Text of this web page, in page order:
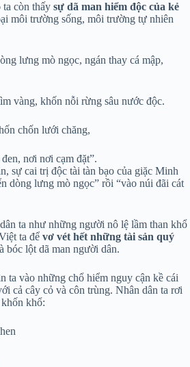
còn thấy sự dã man hiểm độc của kẻ
môi trường sống, môi trường tự nhiên
lưng mò ngọc, ngán thay cá mập,
vàng, khốn nỗi rừng sâu nước độc.
chốn lưới chăng,
nơi nơi cạm đặt”.
sự cai trị độc tài tàn bạo của giặc Minh
dòng lưng mò ngọc” rồi “vào núi đãi cát
ta như những người nô lệ lầm than khổ
ta để vơ vét hết những tài sản quý
bóc lột dã man người dân.
ta vào những chổ hiểm nguy cận kề cái
cả cây cỏ và côn trùng. Nhân dân ta rơi
khổ: